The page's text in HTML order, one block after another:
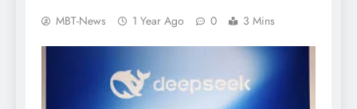
MBT-News 1 Year Ago 0 3 Mins